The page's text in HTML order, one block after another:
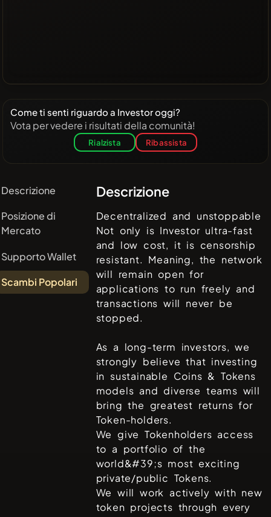
Come ti senti riguardo a Investor oggi?
Vota per vedere i risultati della comunità!
Rialzista Ribassista
Descrizione
Posizione di
Mercato
Supporto Wallet
Scambi Popolari
Descrizione
Decentralized and unstoppable
Not only is Investor ultra-fast
and low cost, it is censorship
resistant. Meaning, the network
will remain open for
applications to run freely and
transactions will never be
stopped.
As a long-term investors, we
strongly believe that investing
in sustainable Coins & Tokens
models and diverse teams will
bring the greatest returns for
Token-holders.
We give Tokenholders access
to a portfolio of the
world&#39;s most exciting
private/public Tokens.
We will work actively with new
token projects through every